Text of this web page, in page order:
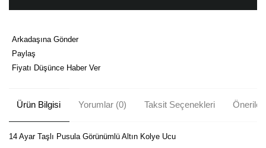
Arkadaşına Gönder
Paylaş
Fiyatı Düşünce Haber Ver
Ürün Bilgisi Yorumlar (0) Taksit Seçenekleri
14 Ayar Taşlı Pusula Görünümlü Altın Kolye Ucu